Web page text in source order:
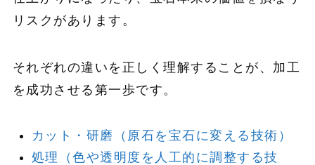
リスクがあります。
それぞれの違いを正しく理解することが、加工
を成功させる第一歩です。
カット・研磨（原石を宝石に変える技術）
処理（色や透明度を人工的に調整する技